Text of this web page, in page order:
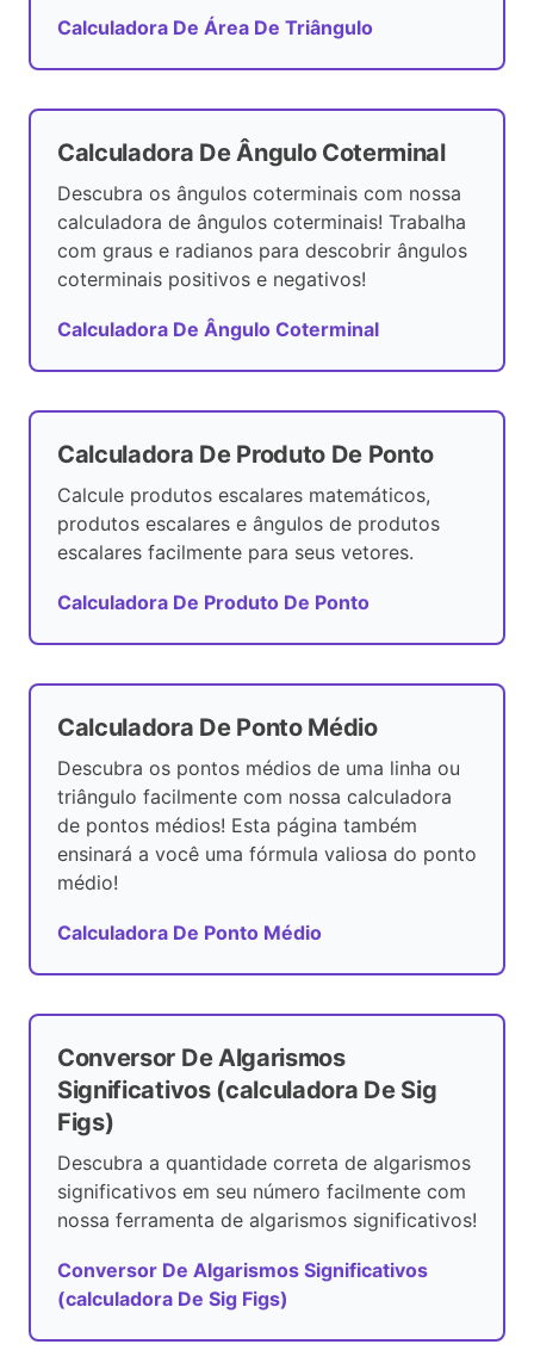
Calculadora De Área De Triângulo
Calculadora De Ângulo Coterminal
Descubra os ângulos coterminais com nossa
calculadora de ângulos coterminais! Trabalha
com graus e radianos para descobrir ângulos
coterminais positivos e negativos!
Calculadora De Ângulo Coterminal
Calculadora De Produto De Ponto
Calcule produtos escalares matemáticos,
produtos escalares e ângulos de produtos
escalares facilmente para seus vetores.
Calculadora De Produto De Ponto
Calculadora De Ponto Médio
Descubra os pontos médios de uma linha ou
triângulo facilmente com nossa calculadora
de pontos médios! Esta página também
ensinará a você uma fórmula valiosa do ponto
médio!
Calculadora De Ponto Médio
Conversor De Algarismos
Significativos (calculadora De Sig
Figs)
Descubra a quantidade correta de algarismos
significativos em seu número facilmente com
nossa ferramenta de algarismos significativos!
Conversor De Algarismos Significativos
(calculadora De Sig Figs)